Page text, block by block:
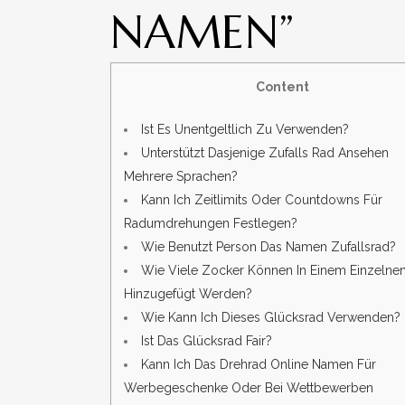
NAMEN”
Content
Ist Es Unentgeltlich Zu Verwenden?
Unterstützt Dasjenige Zufalls Rad Ansehen
Mehrere Sprachen?
Kann Ich Zeitlimits Oder Countdowns Für
Radumdrehungen Festlegen?
Wie Benutzt Person Das Namen Zufallsrad?
Wie Viele Zocker Können In Einem
Hinzugefügt Werden?
Wie Kann Ich Dieses Glücksrad Verwenden?
Ist Das Glücksrad Fair?
Kann Ich Das Drehrad Online Namen Für
Werbegeschenke Oder Bei Wettbewerben